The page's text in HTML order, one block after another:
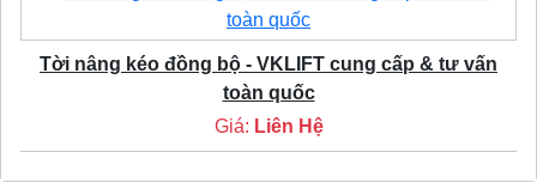
Tời nâng kéo đồng bộ - VKLIFT cung cấp & tư vấn
toàn quốc
Giá: Liên Hệ